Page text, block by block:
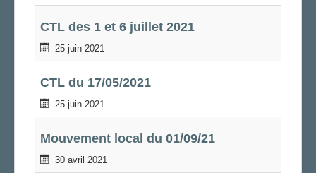
CTL des 1 et 6 juillet 2021
25 juin 2021
CTL du 17/05/2021
25 juin 2021
Mouvement local du 01/09/21
30 avril 2021